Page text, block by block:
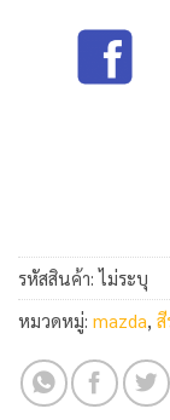
รหัสสินค้า:ไม่ระบุ
หมวดหมู่: mazda,